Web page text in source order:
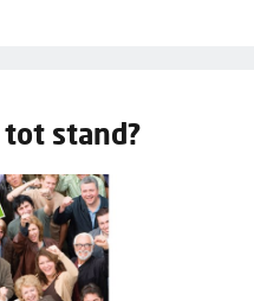
stand?